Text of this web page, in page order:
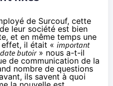
de Surcouf, cette
leur société est bien
et en même temps une
effet, il était « important
butoir» nous a-t-il
de communication de la
nombre de questions
ils savent à quoi